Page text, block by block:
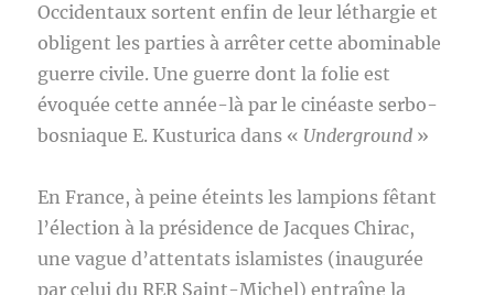
Occidentaux sortent enfin de leur léthargie et
obligent les parties à arrêter cette abominable
guerre civile. Une guerre dont la folie est
évoquée cette année-là par le cinéaste serbo-
bosniaque E. Kusturica dans « Underground »
En France, à peine éteints les lampions fêtant
l’élection à la présidence de Jacques Chirac,
une vague d’attentats islamistes (inaugurée
par celui du RER Saint-Michel) entraîne la